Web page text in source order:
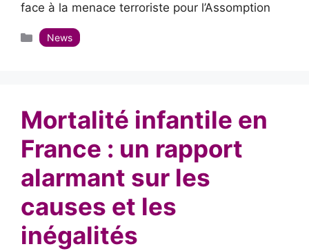
face à la menace terroriste pour l’Assomption
Catégories
News
Mortalité infantile en
France : un rapport
alarmant sur les
causes et les
inégalités